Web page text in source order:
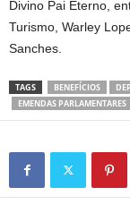
Divino Pai Eterno,
Turismo, Warley
Sanches.
TAGS BENEFÍCIOS
EMENDAS PARLAMENTARES